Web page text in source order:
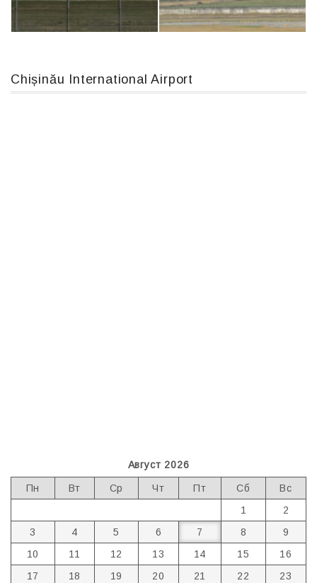
An12, UR-CGV
Chișinău International Airport
Август 2026
Пн Вт Ср Чт Пт Сб
Вс
1
2
3
4 5 6 7 8
9
10
11 12 13 14 15
16
17
18 19 20 21 22
23